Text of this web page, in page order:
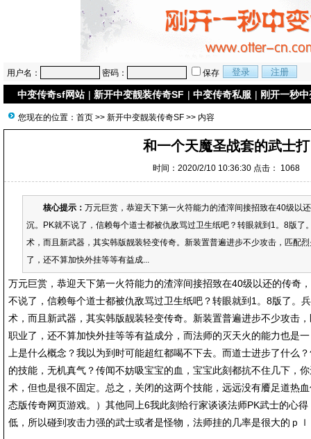
用户名： 密码： 保存
中变传奇sf网站 | 新开中变靓装传奇SF | 中变传奇私服 | 刚开一秒
您现在的位置： 首页 >> 新开中变靓装传奇SF >> 内容
和一个天魔圣战套的武士打
时间：2020/2/10 10:36:30 点击： 1068
核心提示： 万元巨赏，恭迎天下第一火符能力的渣滓间接招致在40级以
沉。PK就不说了，信赖每个道士都被仇敌骂过卫生纸吧？转眼就到1。8版了
术，而且新武器，其实韩版靓装轻变传奇。新装置普遍进步不少攻击，匹配
了，还不算加快外挂等等有益成...
万元巨赏，恭迎天下第一火符能力的渣滓间接招致在40级以还的传奇
不说了，信赖每个道士都被仇敌骂过卫生纸吧？转眼就到1。8版了。
术，而且新武器，其实韩版靓装轻变传奇。新装置普遍进步不少攻击
职业了，还不算加快外挂等等有益成分，而法师的灭天火的能力也是
上是什么概念？我以为到时可能超红都喝不下去。而道士进步了什么
的技能，无机真气？传闻不妨吸宝宝的血，宝宝此刻都抗不住几下，
术，但也是很不固定。总之，关闭的这两个技能，远远没有餍足道热
态版传奇网页游戏。）其他同上6我此刻给行家谈谈法师PK武士的心
低，所以碰到攻击力强的武士或者是怪物，法师挂的几率是很大的ｐ